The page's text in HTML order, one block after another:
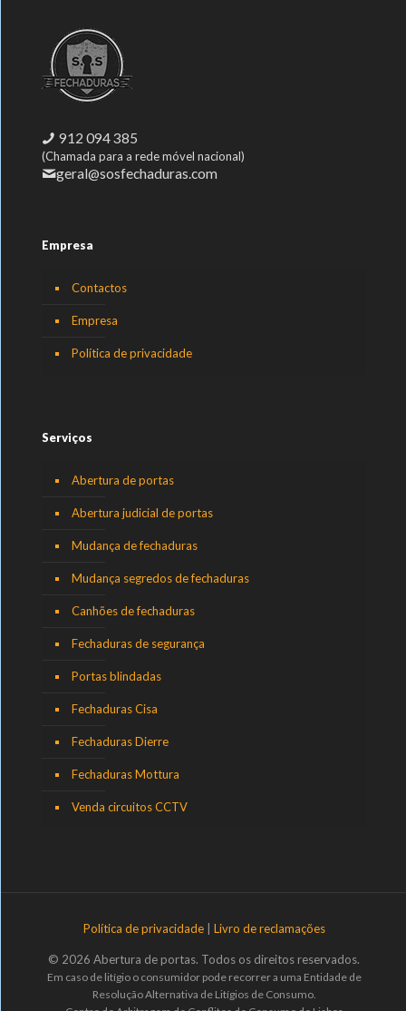
912 094 385
(Chamada para a rede móvel nacional)
geral@sosfechaduras.com
Empresa
Contactos
Empresa
Política de privacidade
Serviços
Abertura de portas
Abertura judicial de portas
Mudança de fechaduras
Mudança segredos de fechaduras
Canhões de fechaduras
Fechaduras de segurança
Portas blindadas
Fechaduras Cisa
Fechaduras Dierre
Fechaduras Mottura
Venda circuitos CCTV
Política de privacidade| Livro de reclamações
© 2026 Abertura de portas. Todos os direitos reservados.
Em caso de litígio o consumidor pode recorrer a uma Entidade de
Resolução Alternativa de Litígios de Consumo.